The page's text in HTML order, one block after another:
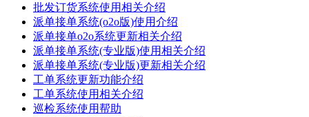
批发订货系统使用相关介绍
派单接单系统(o2o版)使用介绍
派单接单o2o系统更新相关介绍
派单接单系统(专业版)使用相关介绍
派单接单系统(专业版)更新相关介绍
工单系统更新功能介绍
工单系统使用相关介绍
巡检系统使用帮助